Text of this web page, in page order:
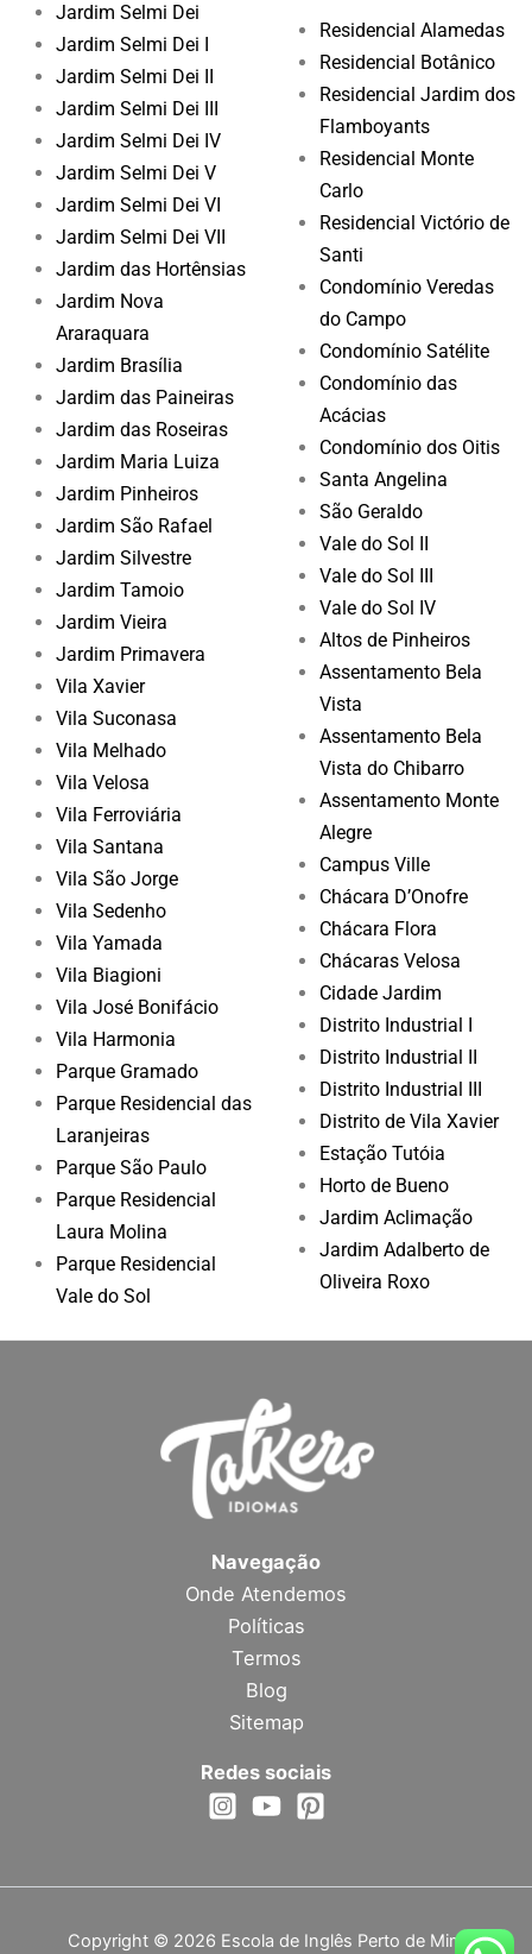
Jardim Selmi Dei
Jardim Selmi Dei I
Jardim Selmi Dei II
Jardim Selmi Dei III
Jardim Selmi Dei IV
Jardim Selmi Dei V
Jardim Selmi Dei VI
Jardim Selmi Dei VII
Jardim das Hortênsias
Jardim Nova
Araraquara
Jardim Brasília
Jardim das Paineiras
Jardim das Roseiras
Jardim Maria Luiza
Jardim Pinheiros
Jardim São Rafael
Jardim Silvestre
Jardim Tamoio
Jardim Vieira
Jardim Primavera
Vila Xavier
Vila Suconasa
Vila Melhado
Vila Velosa
Vila Ferroviária
Vila Santana
Vila São Jorge
Vila Sedenho
Vila Yamada
Vila Biagioni
Vila José Bonifácio
Vila Harmonia
Parque Gramado
Parque Residencial das
Laranjeiras
Parque São Paulo
Parque Residencial
Laura Molina
Parque Residencial
Vale do Sol
Residencial Alamedas
Residencial Botânico
Residencial Jardim dos
Flamboyants
Residencial Monte
Carlo
Residencial Victório de
Santi
Condomínio Veredas
do Campo
Condomínio Satélite
Condomínio das
Acácias
Condomínio dos Oitis
Santa Angelina
São Geraldo
Vale do Sol II
Vale do Sol III
Vale do Sol IV
Altos de Pinheiros
Assentamento Bela
Vista
Assentamento Bela
Vista do Chibarro
Assentamento Monte
Alegre
Campus Ville
Chácara D’Onofre
Chácara Flora
Chácaras Velosa
Cidade Jardim
Distrito Industrial I
Distrito Industrial II
Distrito Industrial III
Distrito de Vila Xavier
Estação Tutóia
Horto de Bueno
Jardim Aclimação
Jardim Adalberto de
Oliveira Roxo
Navegação
Onde Atendemos
Políticas
Termos
Blog
Sitemap
Redes sociais
Copyright © 2026 Escola de Inglês Perto de Mim